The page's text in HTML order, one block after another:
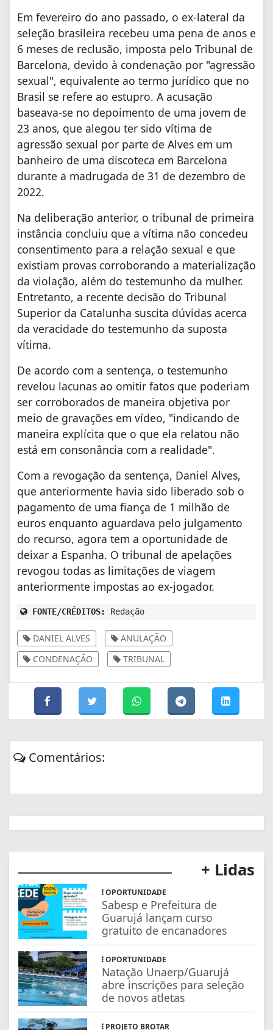
Em fevereiro do ano passado, o ex-lateral da
seleção brasileira recebeu uma pena de anos e
6 meses de reclusão, imposta pelo Tribunal de
Barcelona, devido à condenação por "agressão
sexual", equivalente ao termo jurídico que no
Brasil se refere ao estupro. A acusação
baseava-se no depoimento de uma jovem de
23 anos, que alegou ter sido vítima de
agressão sexual por parte de Alves em um
banheiro de uma discoteca em Barcelona
durante a madrugada de 31 de dezembro de
2022.
Na deliberação anterior, o tribunal de primeira
instância concluiu que a vítima não concedeu
consentimento para a relação sexual e que
existiam provas corroborando a materialização
da violação, além do testemunho da mulher.
Entretanto, a recente decisão do Tribunal
Superior da Catalunha suscita dúvidas acerca
da veracidade do testemunho da suposta
vítima.
De acordo com a sentença, o testemunho
revelou lacunas ao omitir fatos que poderiam
ser corroborados de maneira objetiva por
meio de gravações em vídeo, "indicando de
maneira explícita que o que ela relatou não
está em consonância com a realidade".
Com a revogação da sentença, Daniel Alves,
que anteriormente havia sido liberado sob o
pagamento de uma fiança de 1 milhão de
euros enquanto aguardava pelo julgamento
do recurso, agora tem a oportunidade de
deixar a Espanha. O tribunal de apelações
revogou todas as limitações de viagem
anteriormente impostas ao ex-jogador.
FONTE/CRÉDITOS: Redação
DANIEL ALVES
ANULAÇÃO
CONDENAÇÃO
TRIBUNAL
Comentários:
+ Lidas
OPORTUNIDADE
Sabesp e Prefeitura de
Guarujá lançam curso
gratuito de encanadores
OPORTUNIDADE
Natação Unaerp/Guarujá
abre inscrições para seleção
de novos atletas
PROJETO BROTAR